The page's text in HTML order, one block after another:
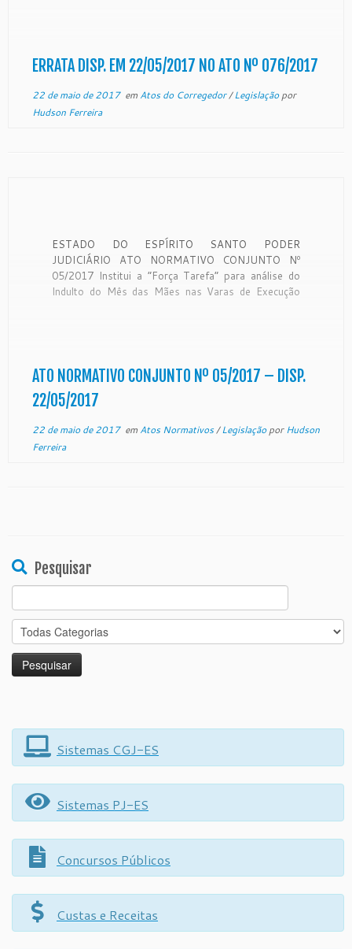
FREIRAS para responder […]
ERRATA DISP. EM 22/05/2017 NO ATO Nº 076/2017
22 de maio de 2017em Atos do Corregedor/Legislaçãopor
Hudson Ferreira
ESTADO DO ESPÍRITO SANTO PODER
JUDICIÁRIO ATO NORMATIVO CONJUNTO Nº
05/2017 Institui a “Força Tarefa” para análise do
Indulto do Mês das Mães nas Varas de Execução
ATO NORMATIVO CONJUNTO Nº 05/2017 – DISP.
22/05/2017
22 de maio de 2017em Atos Normativos/LegislaçãoporHudson
Ferreira
Pesquisar
for:
Sistemas CGJ-ES
Sistemas PJ-ES
Concursos Públicos
Custas e Receitas